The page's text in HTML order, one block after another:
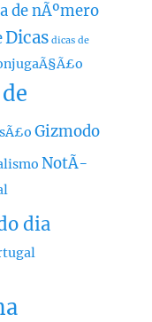
de nÃºmero
Dicas dicas de
Gizmodo
NotÃ­
dia